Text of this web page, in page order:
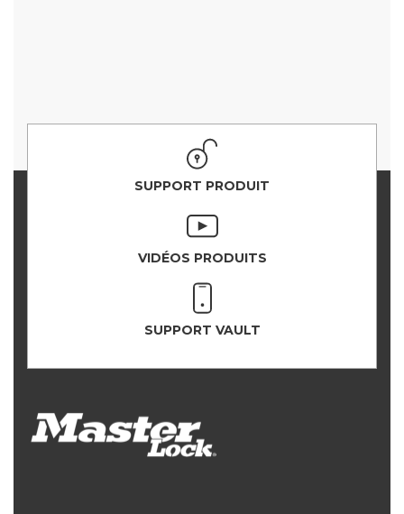
SUPPORT PRODUIT
VIDÉOS PRODUITS
SUPPORT VAULT